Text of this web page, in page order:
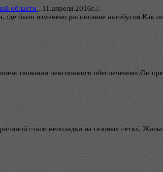
области ..11.апреля.2016г..|.
было изменено расписание автобусов.Как
пенсионного обеспечения».Он
стали неполадки на газовых сетях.